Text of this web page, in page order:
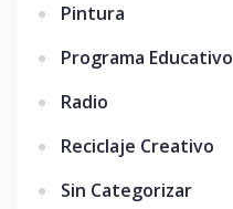
Pintura
Programa Educativo
Radio
Reciclaje Creativo
Sin Categorizar